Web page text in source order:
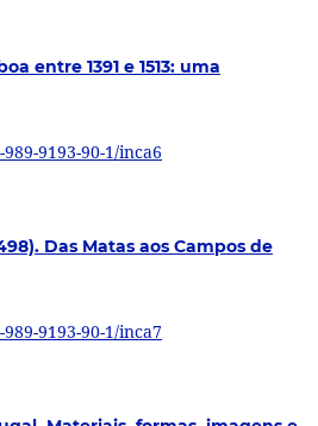
entre 1391 e 1513: uma
9193-90-1/inca6
Das Matas aos Campos de
9193-90-1/inca7